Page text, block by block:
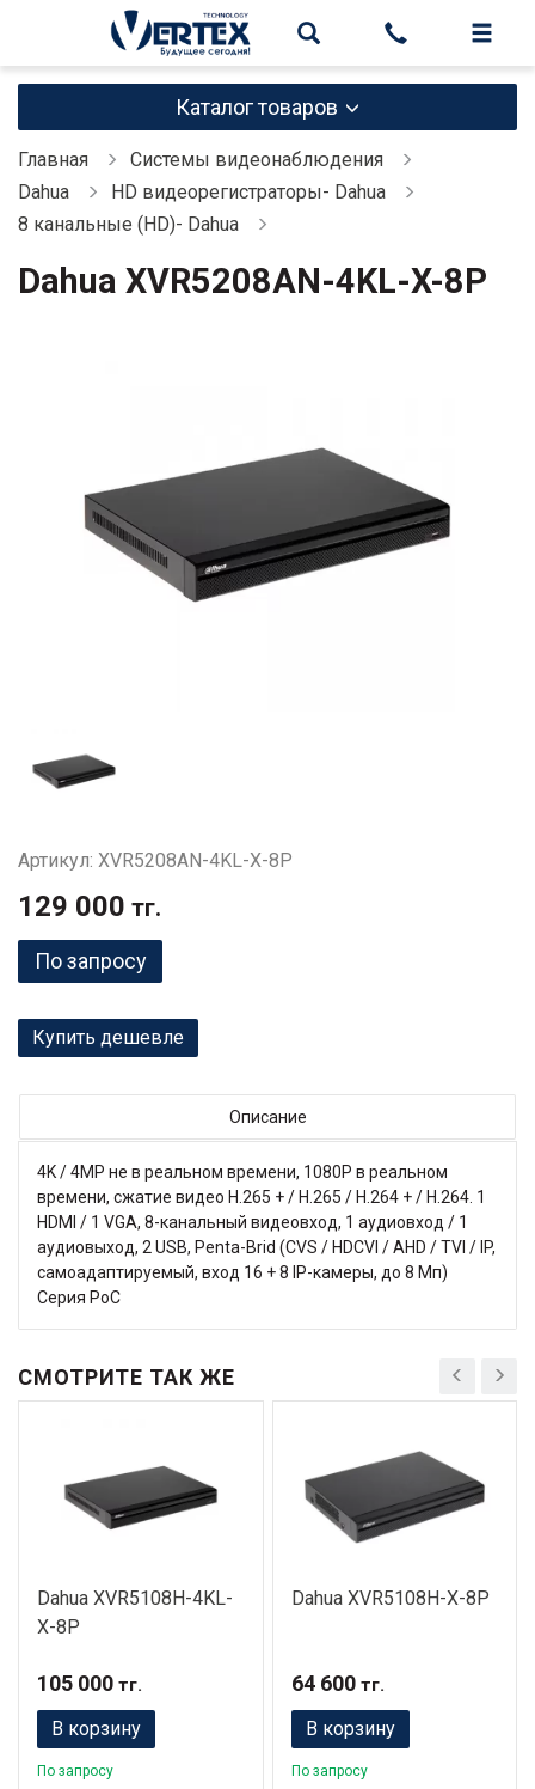
Каталог товаров
Главная
Системы видеонаблюдения
Dahua
HD видеорегистраторы- Dahua
8 канальные (HD)- Dahua
Dahua XVR5208AN-4KL-X-8P
Артикул: XVR5208AN-4KL-X-8P
129 000 тг.
По запросу
Купить дешевле
Описание
4K / 4MP не в реальном времени, 1080P в реальном
времени, сжатие видео H.265 + / H.265 / H.264 + / H.264. 1
HDMI / 1 VGA, 8-канальный видеовход, 1 аудиовход / 1
аудиовыход, 2 USB, Penta-Brid (CVS / HDCVI / AHD / TVI / IP,
самоадаптируемый, вход 16 + 8 IP-камеры, до 8 Мп)
Серия PoC
СМОТРИТЕ ТАК ЖЕ
Dahua XVR5108H-4KL-
X-8P
105 000 тг.
В корзину
По запросу
Dahua XVR5108H-X-8P
64 600тг.
В корзину
По запросу